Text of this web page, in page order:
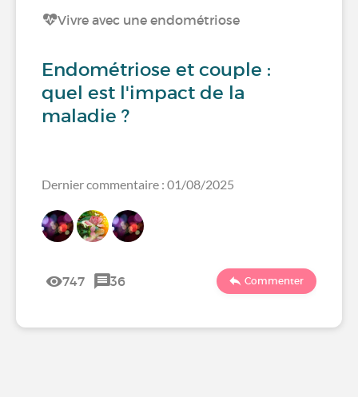
Vivre avec une endométriose
Endométriose et couple :
quel est l'impact de la
maladie ?
Dernier commentaire : 01/08/2025
747 36 Commenter